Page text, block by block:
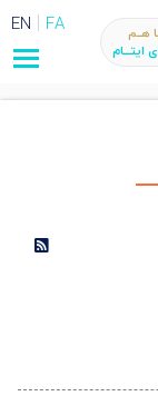
FA
EN
هــم
ایتـــام